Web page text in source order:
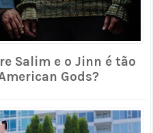
Salim e o Jinn é tão
Gods?